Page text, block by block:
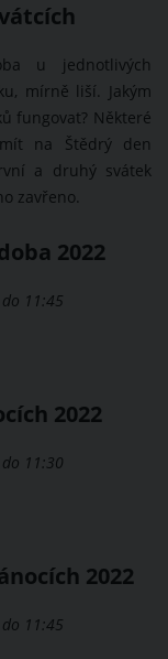
u jednotlivých
mírně liší. Jakým
fungovat? Některé
na Štědrý den
a druhý svátek
zavřeno.
2022
11:45
2022
11:30
2022
11:45